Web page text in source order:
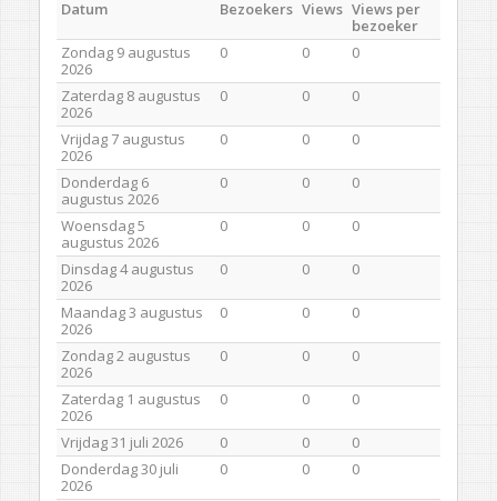
Datum Bezoekers Views Views per
bezoeker
Zondag 9 augustus
2026
0 0 0
Zaterdag 8 augustus
2026
0 0 0
Vrijdag 7 augustus
2026
0 0 0
Donderdag 6
augustus 2026
0 0 0
Woensdag 5
augustus 2026
0 0 0
Dinsdag 4 augustus
2026
0 0 0
Maandag 3 augustus
2026
0 0 0
Zondag 2 augustus
2026
0 0 0
Zaterdag 1 augustus
2026
0 0 0
Vrijdag 31 juli 2026 0 0
0
Donderdag 30 juli
2026
0 0 0